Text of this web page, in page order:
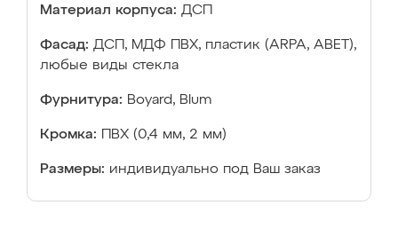
Материал корпуса: ДСП
Фасад: ДСП, МДФ ПВХ, пластик (ARPA, ABET),
любые виды стекла
Фурнитура: Boyard, Blum
Кромка: ПВХ (0,4 мм, 2 мм)
Размеры: индивидуально под Ваш заказ